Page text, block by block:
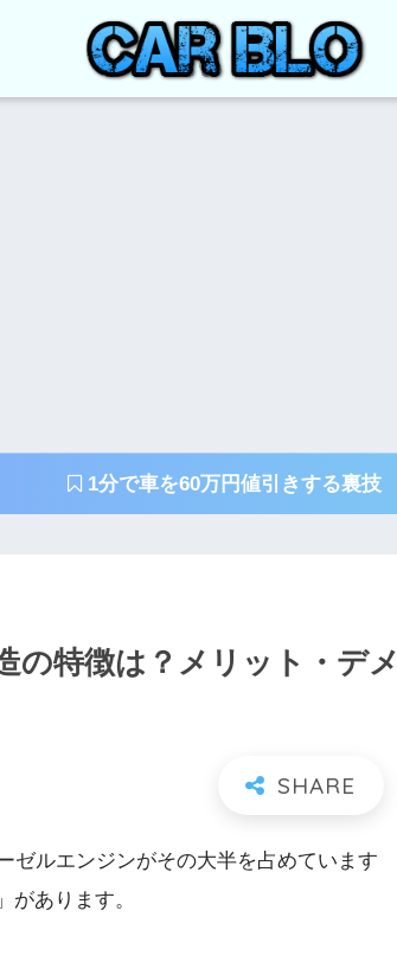
1分で車を60万円値引きする裏技
の特徴は？メリット・デメ
ゼルエンジンがその大半を占めています
あります。